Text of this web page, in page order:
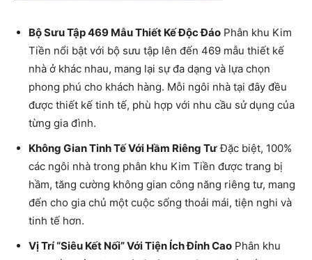
Bộ Sưu Tập 469 Mẫu Thiết Kế Độc Đáo Phân khu Kim
Tiền nổi bật với bộ sưu tập lên đến 469 mẫu thiết kế
nhà ở khác nhau, mang lại sự đa dạng và lựa chọn
phong phú cho khách hàng. Mỗi ngôi nhà tại đây đều
được thiết kế tinh tế, phù hợp với nhu cầu sử dụng của
từng gia đình.
Không Gian Tinh Tế Với Hầm Riêng TưĐặc biệt, 100%
các ngôi nhà trong phân khu Kim Tiền được trang bị
hầm, tăng cường không gian công năng riêng tư, mang
đến cho gia chủ một cuộc sống thoải mái, tiện nghi và
tinh tế hơn.
Vị Trí “Siêu Kết Nối” Với Tiện Ích Đỉnh Cao Phân khu